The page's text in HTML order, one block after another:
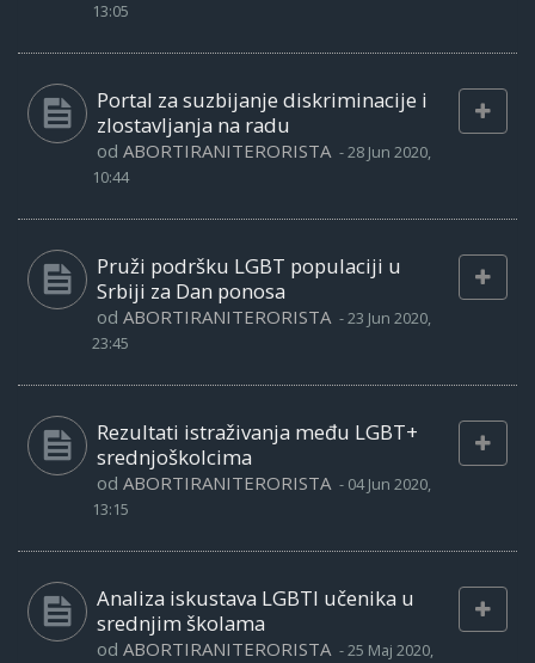
13:05
Portal za suzbijanje diskriminacije i
zlostavljanja na radu
od ABORTIRANITERORISTA -28 Jun 2020,
10:44
Pruži podršku LGBT populaciji u
Srbiji za Dan ponosa
od ABORTIRANITERORISTA -23 Jun 2020,
23:45
Rezultati istraživanja među LGBT+
srednjoškolcima
od ABORTIRANITERORISTA - 04 Jun 2020,
13:15
Analiza iskustava LGBTI učenika u
srednjim školama
od ABORTIRANITERORISTA -25 Maj 2020,